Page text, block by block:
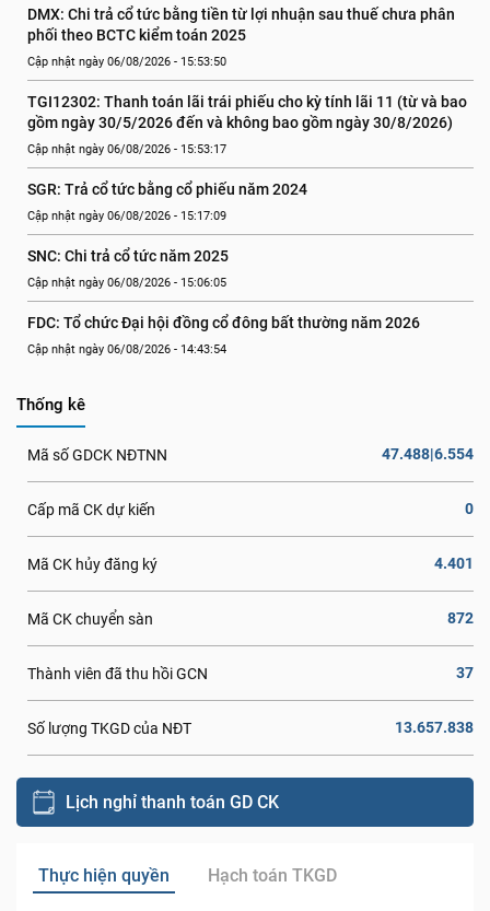
DMX: Chi trả cổ tức bằng tiền từ lợi nhuận sau thuế chưa phân
phối theo BCTC kiểm toán 2025
Cập nhật ngày 06/08/2026 - 15:53:50
TGI12302: Thanh toán lãi trái phiếu cho kỳ tính lãi 11 (từ và bao
gồm ngày 30/5/2026 đến và không bao gồm ngày 30/8/2026)
Cập nhật ngày 06/08/2026 - 15:53:17
SGR: Trả cổ tức bằng cổ phiếu năm 2024
Cập nhật ngày 06/08/2026 - 15:17:09
SNC: Chi trả cổ tức năm 2025
Cập nhật ngày 06/08/2026 - 15:06:05
FDC: Tổ chức Đại hội đồng cổ đông bất thường năm 2026
Cập nhật ngày 06/08/2026 - 14:43:54
Thống kê
Mã số GDCK NĐTNN 47.488|6.554
Cấp mã CK dự kiến 0
Mã CK hủy đăng ký 4.401
Mã CK chuyển sàn 872
Thành viên đã thu hồi GCN 37
Số lượng TKGD của NĐT 13.657.838
Lịch nghỉ thanh toán GD CK
Thực hiện quyền Hạch toán TKGD